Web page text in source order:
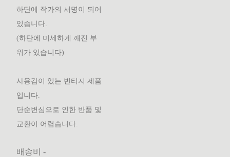
하단에 작가의 서명이 되어
있습니다.
(하단에 미세하게 깨진 부
위가 있습니다)
사용감이 있는 빈티지 제품
입니다.
단순변심으로 인한 반품 및
교환이 어렵습니다.
배송비-